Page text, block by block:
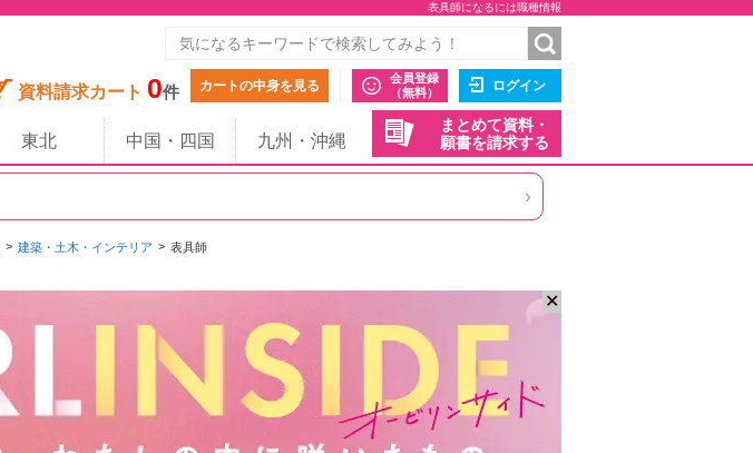
表具師になるには職種情報
資料請求カート 0件 カートの中身を見る
会員登録
（無料）
ログイン
まとめて資料・
願書を請求する
東北 中国・四国 九州・沖縄
›
建築・土木・インテリア 表具師
✕